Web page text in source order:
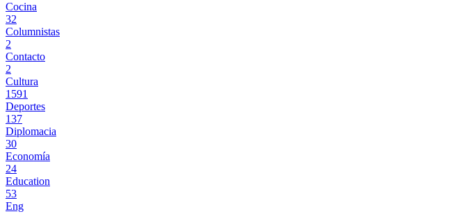
Cocina
32
Columnistas
2
Contacto
2
Cultura
1591
Deportes
137
Diplomacia
30
Economía
24
Education
53
Eng